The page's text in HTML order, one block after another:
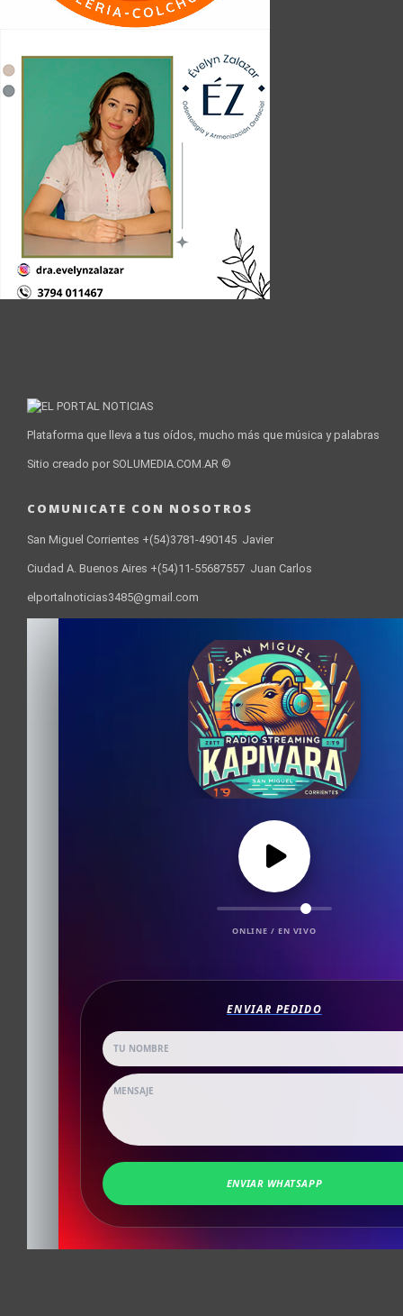
Plataforma que lleva a tus oídos, mucho más que música y palabras
Sitio creado por SOLUMEDIA.COM.AR ©
COMUNICATE CON NOSOTROS
San Miguel Corrientes +(54)3781-490145 Javier
Ciudad A. Buenos Aires +(54)11-55687557 Juan Carlos
elportalnoticias3485@gmail.com